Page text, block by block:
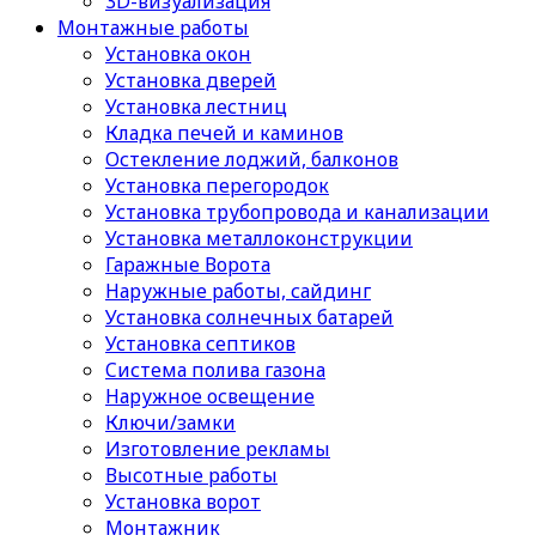
Монтажные работы
Установка окон
Установка дверей
Установка лестниц
Кладка печей и каминов
Остекление лоджий, балконов
Установка перегородок
Установка трубопровода и канализации
Установка металлоконструкции
Гаражные Ворота
Наружные работы, сайдинг
Установка солнечных батарей
Установка септиков
Cистема полива газона
Наружное освещение
Ключи/замки
Изготовление рекламы
Высотные работы
Установка ворот
Монтажник